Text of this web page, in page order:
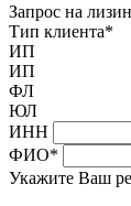
Запрос на
Тип клиента*
ИП
ИП
ФЛ
ЮЛ
ИНН
ФИО*
Укажите Ваш